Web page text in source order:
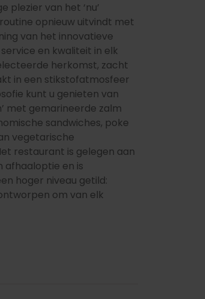
plezier van het ‘nu’
opnieuw uitvindt met
van het innovatieve
en kwaliteit in elk
herkomst, zacht
in een stikstofatmosfeer
kunt u genieten van
met gemarineerde zalm
sandwiches, poke
vegetarische
restaurant is gelegen aan
afhaaloptie en is
hoger niveau getild:
om van elk